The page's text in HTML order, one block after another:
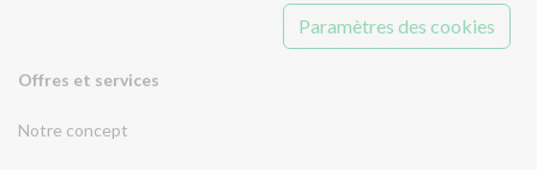
Offres et services
Notre concept
Paramètres des cookies